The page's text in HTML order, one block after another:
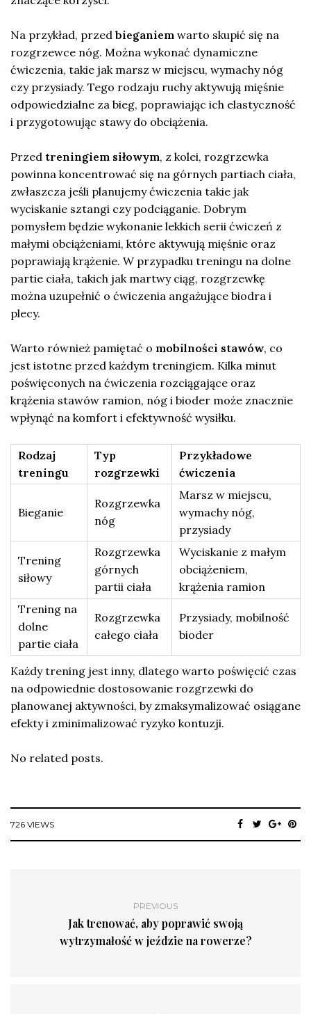
Na przykład, przed bieganiem warto skupić się na
rozgrzewce nóg. Można wykonać dynamiczne
ćwiczenia, takie jak marsz w miejscu, wymachy nóg
czy przysiady. Tego rodzaju ruchy aktywują mięśnie
odpowiedzialne za bieg, poprawiając ich elastyczność
i przygotowując stawy do obciążenia.
Przed treningiem siłowym, z kolei, rozgrzewka
powinna koncentrować się na górnych partiach ciała,
zwłaszcza jeśli planujemy ćwiczenia takie jak
wyciskanie sztangi czy podciąganie. Dobrym
pomysłem będzie wykonanie lekkich serii ćwiczeń z
małymi obciążeniami, które aktywują mięśnie oraz
poprawiają krążenie. W przypadku treningu na dolne
partie ciała, takich jak martwy ciąg, rozgrzewkę
można uzupełnić o ćwiczenia angażujące biodra i
plecy.
Warto również pamiętać o mobilności stawów, co
jest istotne przed każdym treningiem. Kilka minut
poświęconych na ćwiczenia rozciągające oraz
krążenia stawów ramion, nóg i bioder może znacznie
wpłynąć na komfort i efektywność wysiłku.
Rodzaj
treningu
Typ
rozgrzewki
Przykładowe
ćwiczenia
Bieganie
Rozgrzewka
nóg
Marsz w miejscu,
wymachy nóg,
przysiady
Trening
siłowy
Rozgrzewka
górnych
partii ciała
Wyciskanie z małym
obciążeniem,
krążenia ramion
Trening na
dolne
partie ciała
Rozgrzewka
całego ciała
Przysiady, mobilność
bioder
Każdy trening jest inny, dlatego warto poświęcić czas
na odpowiednie dostosowanie rozgrzewki do
planowanej aktywności, by zmaksymalizować osiągane
efekty i zminimalizować ryzyko kontuzji.
No related posts.
726 VIEWS
PREVIOUS
Jak trenować, aby poprawić swoją
wytrzymałość w jeździe na rowerze?